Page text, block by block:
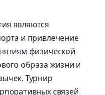
являются
и привлечение
физической
образа жизни и
Турнир
связей